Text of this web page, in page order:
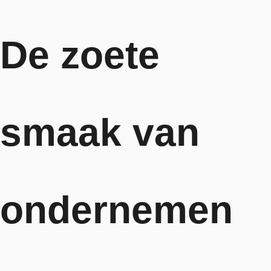
De zoete
smaak van
ondernemen